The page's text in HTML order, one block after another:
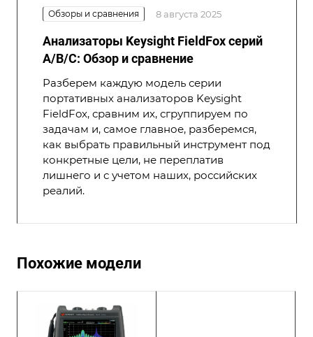
Обзоры и сравнения 8 августа 2025
Анализаторы Keysight FieldFox серий
A/B/C: Обзор и сравнение
Разберем каждую модель серии
портативных анализаторов Keysight
FieldFox, сравним их, сгруппируем по
задачам и, самое главное, разберемся,
как выбрать правильный инструмент под
конкретные цели, не переплатив
лишнего и с учетом наших, российских
реалий.
Похожие модели